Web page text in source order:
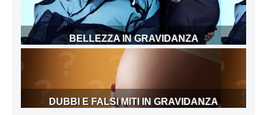
BELLEZZA IN GRAVIDANZA
DUBBI E FALSI MITI IN GRAVIDANZA